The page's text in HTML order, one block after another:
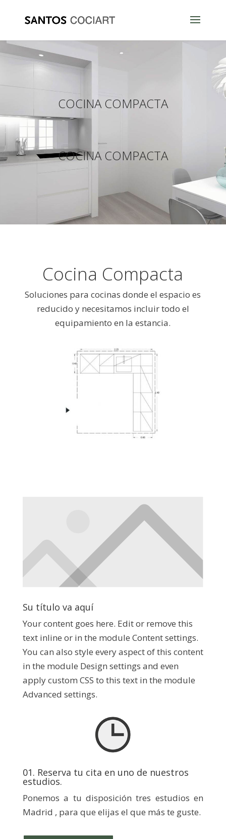
COCINA COMPACTA
COCINA COMPACTA
Cocina Compacta
Soluciones para cocinas donde el espacio es
reducido y necesitamos incluir todo el
equipamiento en la estancia.
Su título va aquí
Your content goes here. Edit or remove this
text inline or in the module Content settings.
You can also style every aspect of this content
in the module Design settings and even
apply custom CSS to this text in the module
Advanced settings.
01. Reserva tu cita en uno de nuestros
estudios.
Ponemos a tu disposición tres estudios en
Madrid , para que elijas el que más te guste.